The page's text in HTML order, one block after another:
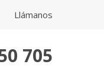
Llámanos
705